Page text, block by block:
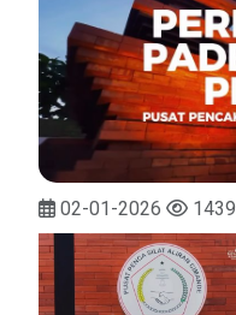
02-01-2026 1439